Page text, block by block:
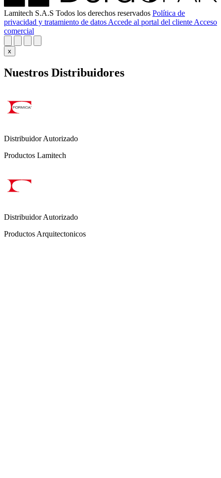
Lamitech S.A.S Todos los derechos reservados Política de
privacidad y tratamiento de datos Accede al portal del cliente Acceso
comercial
x
Nuestros Distribuidores
Distribuidor Autorizado
Productos Lamitech
Distribuidor Autorizado
Productos Arquitectonicos